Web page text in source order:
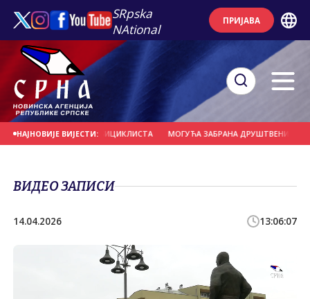
SRpska
NAtional
ПРИЈАВА
НАЈНОВИЈЕ ВИЈЕСТИ:
УДАРИО У ГРУПУ БИЦИКЛИСТА МОГУЋА ЗАБРАНА ДРУШТВЕНИХ
ВИДЕО ЗАПИСИ
14.04.2026 13:06:07